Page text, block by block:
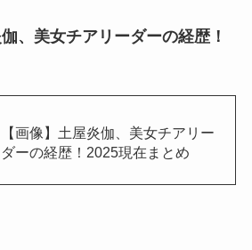
伽、美女チアリーダーの経歴！
【画像】土屋炎伽、美女チアリー
ダーの経歴！2025現在まとめ